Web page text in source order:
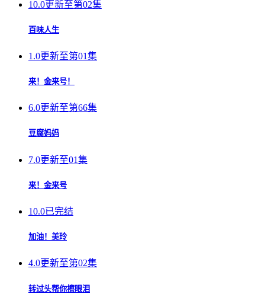
10.0更新至第02集
百味人生
1.0更新至第01集
来！金来号！
6.0更新至第66集
豆腐妈妈
7.0更新至01集
来！金来号
10.0已完结
加油！美玲
4.0更新至第02集
转过头帮你擦眼泪